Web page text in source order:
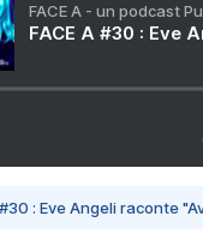
FACE A - un podcast
FACE A #30 : Eve
#30 : Eve Angeli raconte